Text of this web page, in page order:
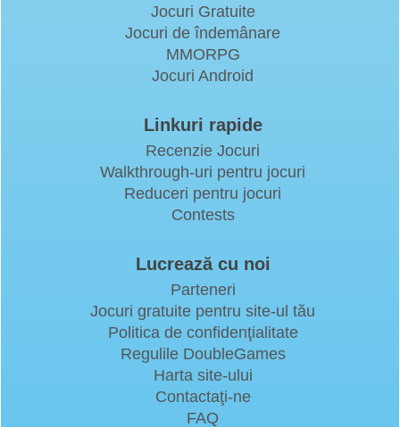
Jocuri Gratuite
Jocuri de îndemânare
MMORPG
Jocuri Android
Linkuri rapide
Recenzie Jocuri
Walkthrough-uri pentru jocuri
Reduceri pentru jocuri
Contests
Lucrează cu noi
Parteneri
Jocuri gratuite pentru site-ul tău
Politica de confidenţialitate
Regulile DoubleGames
Harta site-ului
Contactaţi-ne
FAQ